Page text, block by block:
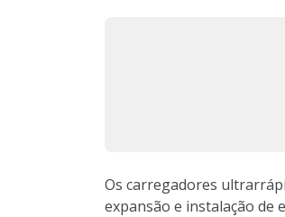
Os carregadores
expansão e instalação de